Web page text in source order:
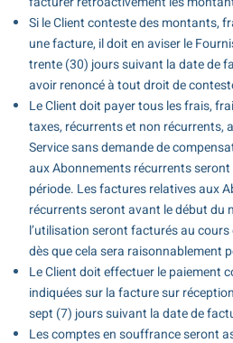
Si le Client conteste des montants,
une facture, il doit en aviser le
trente (30) jours suivant la date de
avoir renoncé à tout droit de
Le Client doit payer tous les frais,
taxes, récurrents et non récurrents,
Service sans demande de
aux Abonnements récurrents
période. Les factures relatives aux
récurrents seront avant le début du
l’utilisation seront facturés au
dès que cela sera raisonnablement
Le Client doit effectuer le paiement
indiquées sur la facture sur
sept (7) jours suivant la date de
Les comptes en souffrance seront